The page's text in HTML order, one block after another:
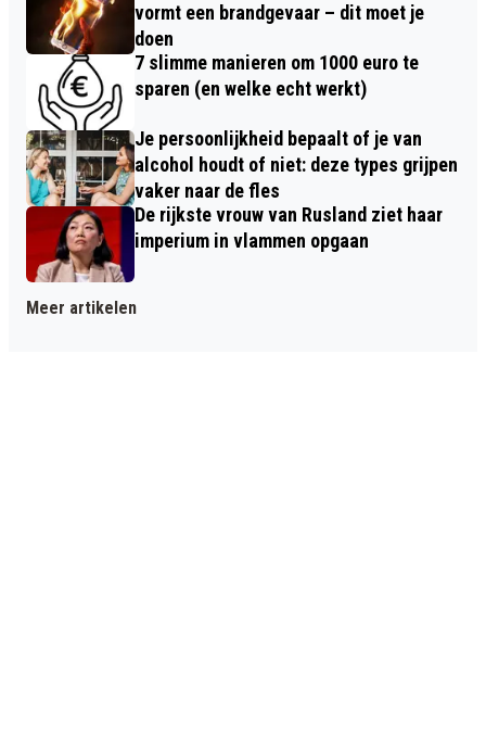
vormt een brandgevaar – dit moet je
doen
7 slimme manieren om 1000 euro te
sparen (en welke echt werkt)
Je persoonlijkheid bepaalt of je van
alcohol houdt of niet: deze types grijpen
vaker naar de fles
De rijkste vrouw van Rusland ziet haar
imperium in vlammen opgaan
Meer artikelen